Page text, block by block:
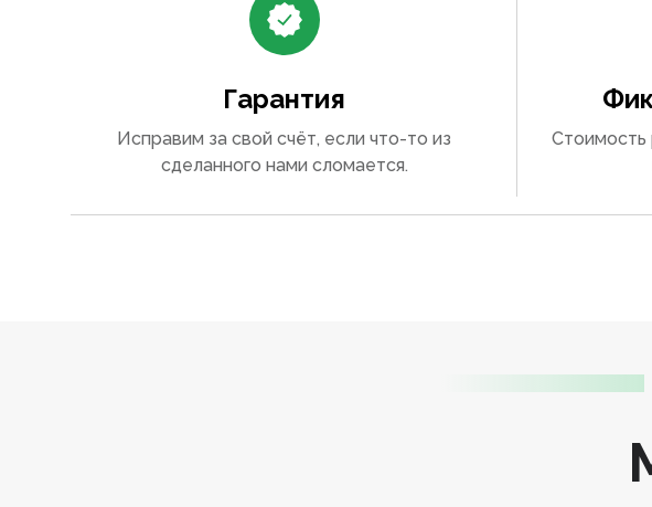
Гарантия
Исправим за свой счёт, если что-то из
сделанного нами сломается.
Стоимость